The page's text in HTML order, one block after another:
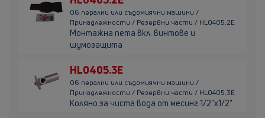
06 перални или съдомиячни машини /
Принадлежности / Резервни части / HL0405.2E
Монтажна пета вкл. винтове и
шумозащита
HL0405.3E
06 перални или съдомиячни машини /
Принадлежности / Резервни части / HL0405.3E
Коляно за чиста вода от месинг 1/2"х1/2"